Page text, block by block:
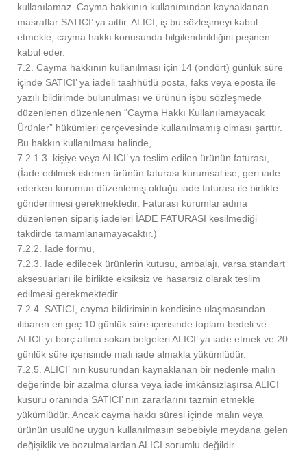
kullanılamaz. Cayma hakkının kullanımından kaynaklanan
masraflar SATICI’ ya aittir. ALICI, iş bu sözleşmeyi kabul
etmekle, cayma hakkı konusunda bilgilendirildiğini peşinen
kabul eder.
7.2. Cayma hakkının kullanılması için 14 (ondört) günlük süre
içinde SATICI’ ya iadeli taahhütlü posta, faks veya eposta ile
yazılı bildirimde bulunulması ve ürünün işbu sözleşmede
düzenlenen düzenlenen “Cayma Hakkı Kullanılamayacak
Ürünler” hükümleri çerçevesinde kullanılmamış olması şarttır.
Bu hakkın kullanılması halinde,
7.2.1 3. kişiye veya ALICI’ ya teslim edilen ürünün faturası,
(İade edilmek istenen ürünün faturası kurumsal ise, geri iade
ederken kurumun düzenlemiş olduğu iade faturası ile birlikte
gönderilmesi gerekmektedir. Faturası kurumlar adına
düzenlenen sipariş iadeleri İADE FATURASI kesilmediği
takdirde tamamlanamayacaktır.)
7.2.2. İade formu,
7.2.3. İade edilecek ürünlerin kutusu, ambalajı, varsa standart
aksesuarları ile birlikte eksiksiz ve hasarsız olarak teslim
edilmesi gerekmektedir.
7.2.4. SATICI, cayma bildiriminin kendisine ulaşmasından
itibaren en geç 10 günlük süre içerisinde toplam bedeli ve
ALICI’ yı borç altına sokan belgeleri ALICI’ ya iade etmek ve 20
günlük süre içerisinde malı iade almakla yükümlüdür.
7.2.5. ALICI’ nın kusurundan kaynaklanan bir nedenle malın
değerinde bir azalma olursa veya iade imkânsızlaşırsa ALICI
kusuru oranında SATICI’ nın zararlarını tazmin etmekle
yükümlüdür. Ancak cayma hakkı süresi içinde malın veya
ürünün usulüne uygun kullanılmasın sebebiyle meydana gelen
değişiklik ve bozulmalardan ALICI sorumlu değildir.